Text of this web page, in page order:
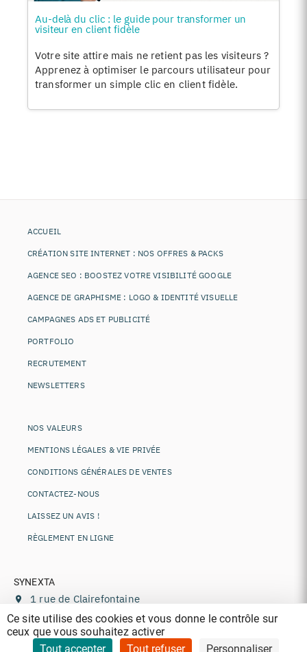
Ce site utilise des cookies et vous donne le contrôle sur
ceux que vous souhaitez activer
Tout accepter
Tout refuser Personnaliser
Au-delà du clic : le guide pour transformer un
visiteur en client fidèle
Votre site attire mais ne retient pas les visiteurs ?
Apprenez à optimiser le parcours utilisateur pour
transformer un simple clic en client fidèle.
ACCUEIL
CRÉATION SITE INTERNET : NOS OFFRES & PACKS
AGENCE SEO : BOOSTEZ VOTRE VISIBILITÉ GOOGLE
AGENCE DE GRAPHISME : LOGO & IDENTITÉ VISUELLE
CAMPAGNES ADS ET PUBLICITÉ
PORTFOLIO
RECRUTEMENT
NEWSLETTERS
NOS VALEURS
MENTIONS LÉGALES & VIE PRIVÉE
CONDITIONS GÉNÉRALES DE VENTES
CONTACTEZ-NOUS
LAISSEZ UN AVIS !
RÈGLEMENT EN LIGNE
SYNEXTA
1 rue de Clairefontaine
78120 Rambouillet,France
+33 (0)1 85 77 11 44
contact@synexta.fr